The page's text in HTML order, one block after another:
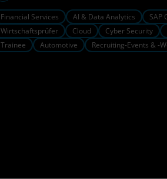
Financial Services AI & Data Analytics SAP
Wirtschaftsprüfer
Cloud Cyber Security
Trainee
Automotive Recruiting-Events & -